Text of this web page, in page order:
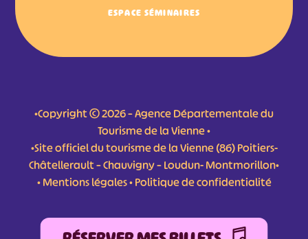
ESPACE SÉMINAIRES
•Copyright © 2026 – Agence Départementale du
Tourisme de la Vienne •
•Site officiel du tourisme de la Vienne (86) Poitiers-
Châtellerault – Chauvigny – Loudun- Montmorillon•
•Mentions légales•Politique de confidentialité